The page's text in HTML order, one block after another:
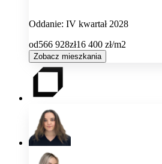
Oddanie: IV kwartał 2028
od566 928zł16 400 zł/m2
Zobacz mieszkania